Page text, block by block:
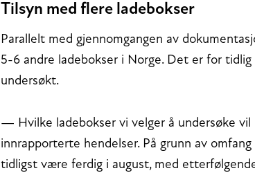
Tilsyn med flere ladebokser
Parallelt med gjennomgangen av
5-6 andre ladebokser i Norge. Det er for
undersøkt.
— Hvilke ladebokser vi velger å undersøke vil
innrapporterte hendelser. På grunn av
tidligst være ferdig i august, med